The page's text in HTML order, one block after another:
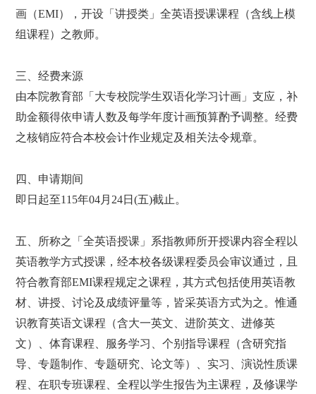
画（EMI），开设「讲授类」全英语授课课程（含线上模
组课程）之教师。
三、经费来源
由本院教育部「大专校院学生双语化学习计画」支应，补
助金额得依申请人数及每学年度计画预算酌予调整。经费
之核销应符合本校会计作业规定及相关法令规章。
四、申请期间
即日起至115年04月 24日(五)截止。
五、 所称之「全英语授课」系指教师所开授课内容全程以
英语教学方式授课，经本校各级课程委员会审议通过，且
符合教育部EMI课程规定之课程，其方式包括使用英语教
材、讲授、讨论及成绩评量等，皆采英语方式为之。惟通
识教育英语文课程（含大一英文、进阶英文、进修英
文）、体育课程、服务学习、个别指导课程（含研究指
导、专题制作、专题研究、论文等）、实习、演说性质课
程、在职专班课程、全程以学生报告为主课程，及修课学